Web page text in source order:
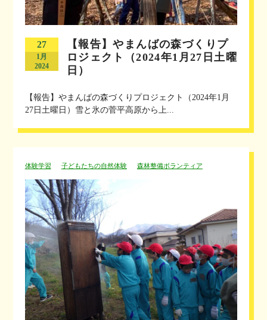
27
1月
2024
【報告】やまんばの森づくりプ
ロジェクト（2024年1月27日土曜
日）
【報告】やまんばの森づくりプロジェクト（2024年1月
27日土曜日）雪と氷の菅平高原から上...
体験学習 子どもたちの自然体験 森林整備ボランティア